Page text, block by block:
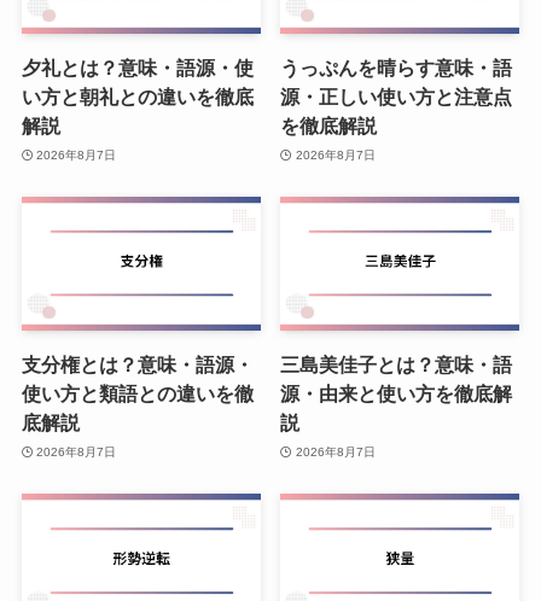
夕礼とは？意味・語源・使
い方と朝礼との違いを徹底
解説
2026年8月7日
うっぷんを晴らす意味・語
源・正しい使い方と注意点
を徹底解説
2026年8月7日
支分権とは？意味・語源・
使い方と類語との違いを徹
底解説
2026年8月7日
三島美佳子とは？意味・語
源・由来と使い方を徹底解
説
2026年8月7日